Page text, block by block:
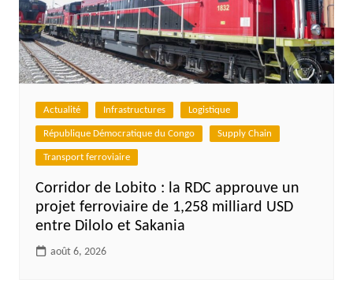
Actualité Infrastructures Logistique
République Démocratique du Congo Supply Chain
Transport ferroviaire
Corridor de Lobito : la RDC approuve un
projet ferroviaire de 1,258 milliard USD
entre Dilolo et Sakania
août 6, 2026